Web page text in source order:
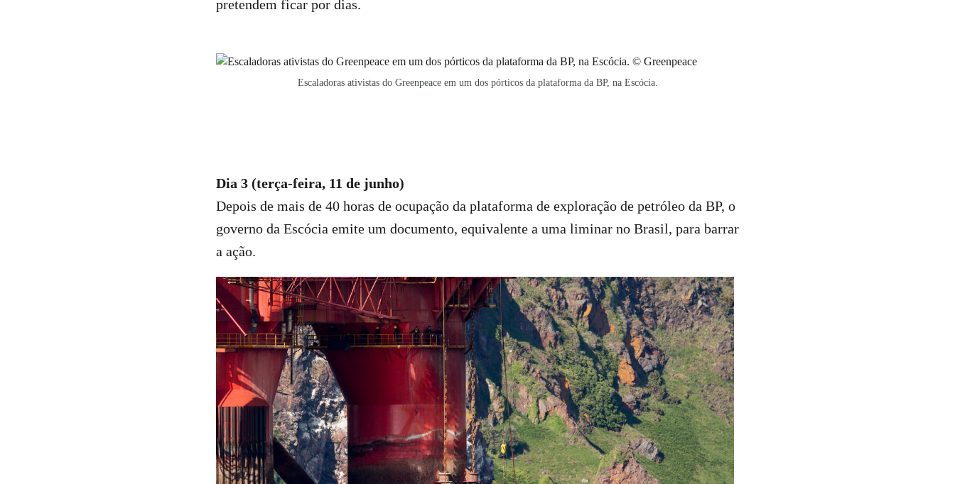
pretendem ficar por dias.
Escaladoras ativistas do Greenpeace em um dos pórticos da plataforma da BP, na Escócia.
Dia 3 (terça-feira, 11 de junho)
Depois de mais de 40 horas de ocupação da plataforma de exploração de petróleo da BP, o
governo da Escócia emite um documento, equivalente a uma liminar no Brasil, para barrar
a ação.